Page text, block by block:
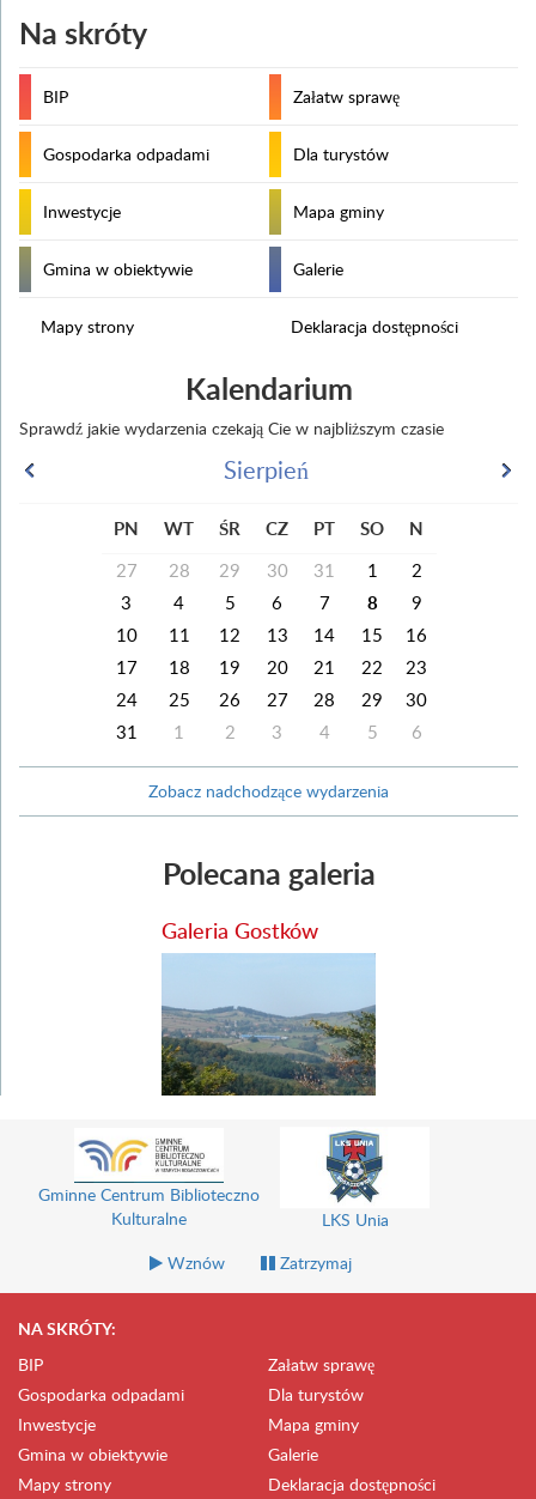
Na skróty
BIP Załatw sprawę
Gospodarka odpadami Dla turystów
Inwestycje Mapa gminy
Gmina w obiektywie Galerie
Mapy strony Deklaracja dostępności
Kalendarium
Sprawdź jakie wydarzenia czekają Cie w najbliższym czasie
Sierpień
PN WT ŚR CZ PT SO N
27 28 29 30 31 1
2
3
4 5 6 7 8
9
10
11 12 13 14 15
16
17
18 19 20 21 22
23
24
25 26 27 28 29
30
31
1 2 3 4 5 6
Zobacz nadchodzące wydarzenia
Polecana galeria
Galeria Gostków
Gminne Centrum Biblioteczno
Kulturalne
LKS Unia
Wznów
Zatrzymaj
NA SKRÓTY:
BIP
Załatw sprawę
Gospodarka odpadami
Dla turystów
Inwestycje
Mapa gminy
Gmina w obiektywie
Galerie
Mapy strony
Deklaracja dostępności